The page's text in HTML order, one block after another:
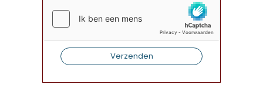
Verzenden